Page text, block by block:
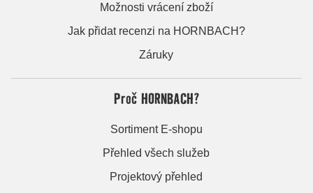
Možnosti vrácení zboží
Jak přidat recenzi na HORNBACH?
Záruky
Proč HORNBACH?
Sortiment E-shopu
Přehled všech služeb
Projektový přehled